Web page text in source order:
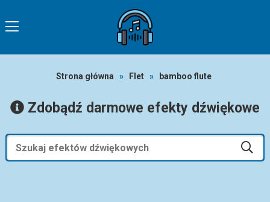
Strona główna » Flet » bamboo flute
Zdobądź darmowe efekty dźwiękowe